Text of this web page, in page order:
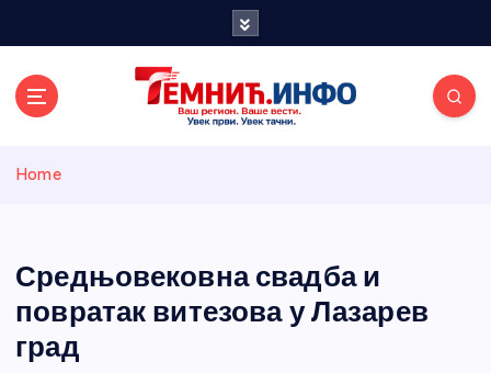
и портал
Home
Средњовековна свадба и
повратак витезова у Лазарев
град